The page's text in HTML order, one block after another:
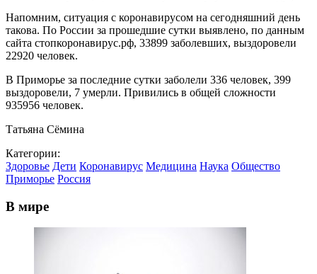
Напомним, ситуация с коронавирусом на сегодняшний день
такова. По России за прошедшие сутки выявлено, по данным
сайта стопкоронавирус.рф, 33899 заболевших, выздоровели
22920 человек.
В Приморье за последние сутки заболели 336 человек, 399
выздоровели, 7 умерли. Привились в общей сложности
935956 человек.
Татьяна Сёмина
Категории:
Здоровье Дети Коронавирус Медицина Наука Общество
Приморье Россия
В мире